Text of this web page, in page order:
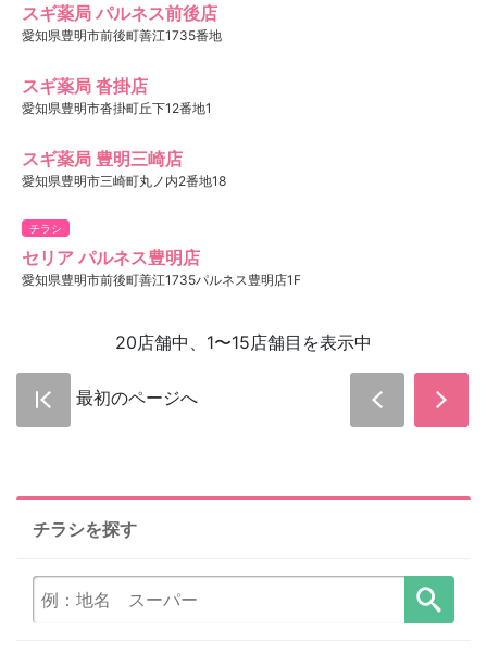
スギ薬局 パルネス前後店
愛知県豊明市前後町善江1735番地
スギ薬局 沓掛店
愛知県豊明市沓掛町丘下12番地1
スギ薬局 豊明三崎店
愛知県豊明市三崎町丸ノ内2番地18
チラシ
セリア パルネス豊明店
愛知県豊明市前後町善江1735パルネス豊明店1F
20店舗中、1〜15店舗目を表示中
最初のページへ
チラシを探す